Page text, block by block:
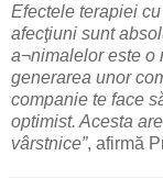
Efectele terapiei
afecţiuni sunt
a¬nimalelor este o
generarea unor
companie te face
optimist. Acesta
vârstnice”, afirmă